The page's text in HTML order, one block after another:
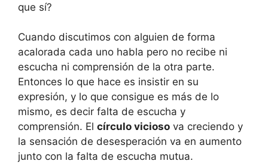
que sí?
Cuando discutimos con alguien de forma
acalorada cada uno habla pero no recibe ni
escucha ni comprensión de la otra parte.
Entonces lo que hace es insistir en su
expresión, y lo que consigue es más de lo
mismo, es decir falta de escucha y
comprensión. El círculo vicioso va creciendo y
la sensación de desesperación va en aumento
junto con la falta de escucha mutua.